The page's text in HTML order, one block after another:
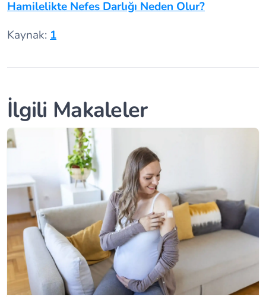
Hamilelikte Nefes Darlığı Neden Olur?
Kaynak: 1
İlgili Makaleler